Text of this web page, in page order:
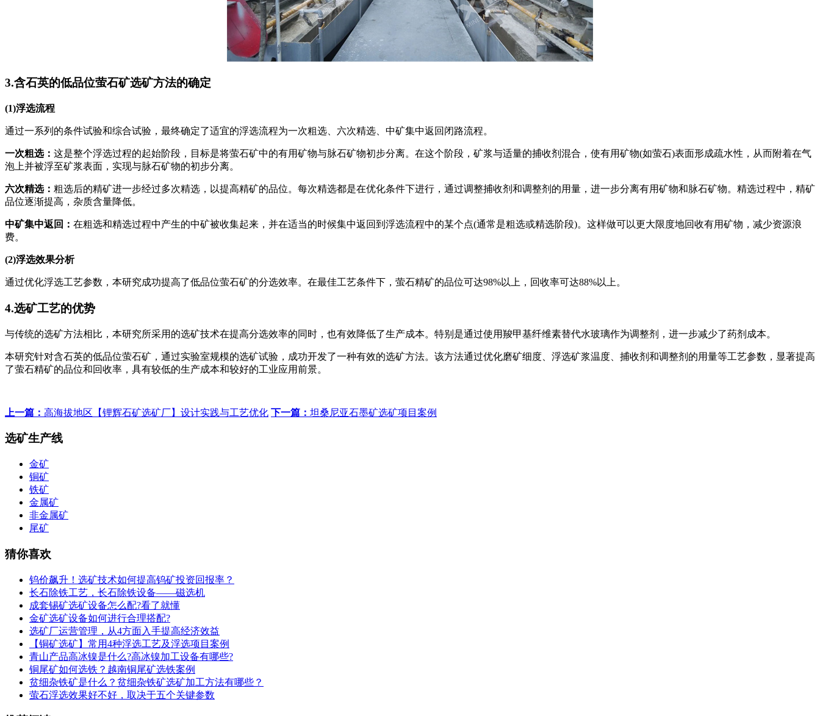
3.含石英的低品位萤石矿选矿方法的确定
(1)浮选流程
通过一系列的条件试验和综合试验，最终确定了适宜的浮选流程为一次粗选、六次精选、中矿集中返回闭路流程。
一次粗选： 这是整个浮选过程的起始阶段，目标是将萤石矿中的有用矿物与脉石矿物初步分离。在这个阶段，矿浆与适量的捕收剂混合，使有用矿物(如萤石)表面形成疏水性，从而附着在气
泡上并被浮至矿浆表面，实现与脉石矿物的初步分离。
六次精选： 粗选后的精矿进一步经过多次精选，以提高精矿的品位。每次精选都是在优化条件下进行，通过调整捕收剂和调整剂的用量，进一步分离有用矿物和脉石矿物。精选过程中，精矿
品位逐渐提高，杂质含量降低。
中矿集中返回： 在粗选和精选过程中产生的中矿被收集起来，并在适当的时候集中返回到浮选流程中的某个点(通常是粗选或精选阶段)。这样做可以更大限度地回收有用矿物，减少资源浪
费。
(2)浮选效果分析
通过优化浮选工艺参数，本研究成功提高了低品位萤石矿的分选效率。在最佳工艺条件下，萤石精矿的品位可达98%以上，回收率可达88%以上。
4.选矿工艺的优势
与传统的选矿方法相比，本研究所采用的选矿技术在提高分选效率的同时，也有效降低了生产成本。特别是通过使用羧甲基纤维素替代水玻璃作为调整剂，进一步减少了药剂成本。
本研究针对含石英的低品位萤石矿，通过实验室规模的选矿试验，成功开发了一种有效的选矿方法。该方法通过优化磨矿细度、浮选矿浆温度、捕收剂和调整剂的用量等工艺参数，显著提高
了萤石精矿的品位和回收率，具有较低的生产成本和较好的工业应用前景。
上一篇： 高海拔地区【锂辉石矿选矿厂】设计实践与工艺优化 下一篇： 坦桑尼亚石墨矿选矿项目案例
选矿生产线
金矿
铜矿
铁矿
金属矿
非金属矿
尾矿
猜你喜欢
钨价飙升！选矿技术如何提高钨矿投资回报率？
长石除铁工艺，长石除铁设备——磁选机
成套锡矿选矿设备怎么配?看了就懂
金矿选矿设备如何进行合理搭配?
选矿厂运营管理，从4方面入手提高经济效益
【铜矿选矿】常用4种浮选工艺及浮选项目案例
青山产品高冰镍是什么?高冰镍加工设备有哪些?
铜尾矿如何选铁？越南铜尾矿选铁案例
贫细杂铁矿是什么？贫细杂铁矿选矿加工方法有哪些？
萤石浮选效果好不好，取决于五个关键参数